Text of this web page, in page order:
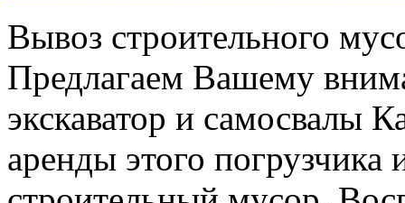
Вывоз строительного
Предлагаем Вашему
экскаватор и самосвалы
аренды этого